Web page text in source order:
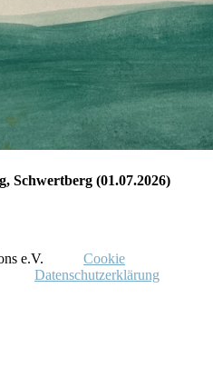
Schwertberg (01.07.2026)
e.V.
Cookie
Datenschutzerklärung